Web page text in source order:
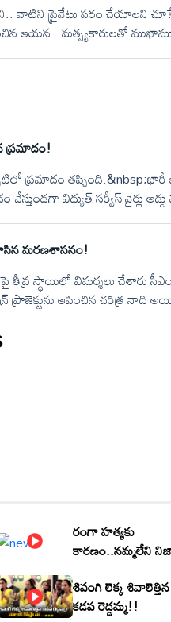
వాటిని ప్రైవేటు పరం చేయాలని
ఆయన.. మత్స్యకారులతో
తరలిస్తామని జువ్వల దీన్నే లో
ప్రమాదం!
ప్రమాదం
విద్యుత్ సర్వీస్ వైర్లు
తప్పుకోవడంతో తృటిలో
మరణశాసనం!
స్థాయిలో విమర్శలు చేశారు సీఎం
ఆపించిన చరిత్ర నాది
రంగా హత్యకు
కారణం..నమ్మలేని
శివంగి లెక్క శివాలెత్తిన
కడప రెడ్డమ్మ!!